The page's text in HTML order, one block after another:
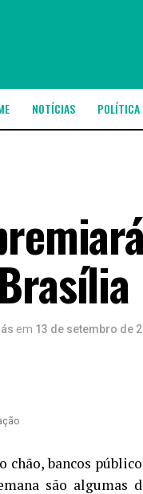
NOTÍCIAS POLÍTICA
em 13 de setembro de
chão, bancos
são algumas